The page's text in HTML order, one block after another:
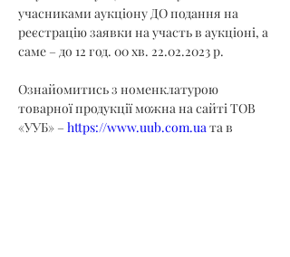
учасниками аукціону ДО подання на
реєстрацію заявки на участь в аукціоні, а
саме – до 12 год. 00 хв. 22.02.2023 р.
Ознайомитись з номенклатурою
товарної продукції можна на сайті ТОВ
«УУБ» – https://www.uub.com.ua та в